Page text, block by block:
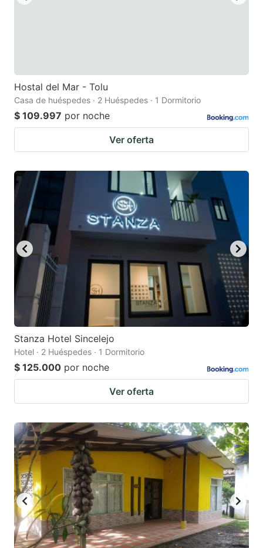
Hostal del Mar - Tolu
Casa de huéspedes · 2 Huéspedes · 1 Dormitorio
$ 109.997 por noche
Ver oferta
Stanza Hotel Sincelejo
Hotel · 2 Huéspedes · 1 Dormitorio
$ 125.000 por noche
Ver oferta